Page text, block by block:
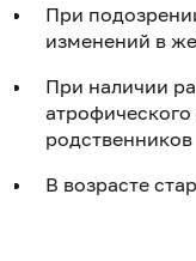
При
изменений в
При наличии
атрофического
родственников
В возрасте